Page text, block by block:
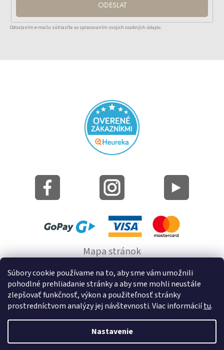
Súbory cookie používame na to, aby sme vám umožnili
pohodlné prehliadanie stránky a aby sme mohli neustále
zlepšovať funkčnosť, výkon a použiteľnosť stránky
prostredníctvom analýzy jej návštevnosti. Viac informáciítu.
Nastavenie
ODESLAT
Odoslaním e-mailu súhlasíte so spracovaním svojich osobných údajov.
Mapa stránok
Informácie o cookie
© 2022 GRUND a.s.
Vytvoril Shoptet